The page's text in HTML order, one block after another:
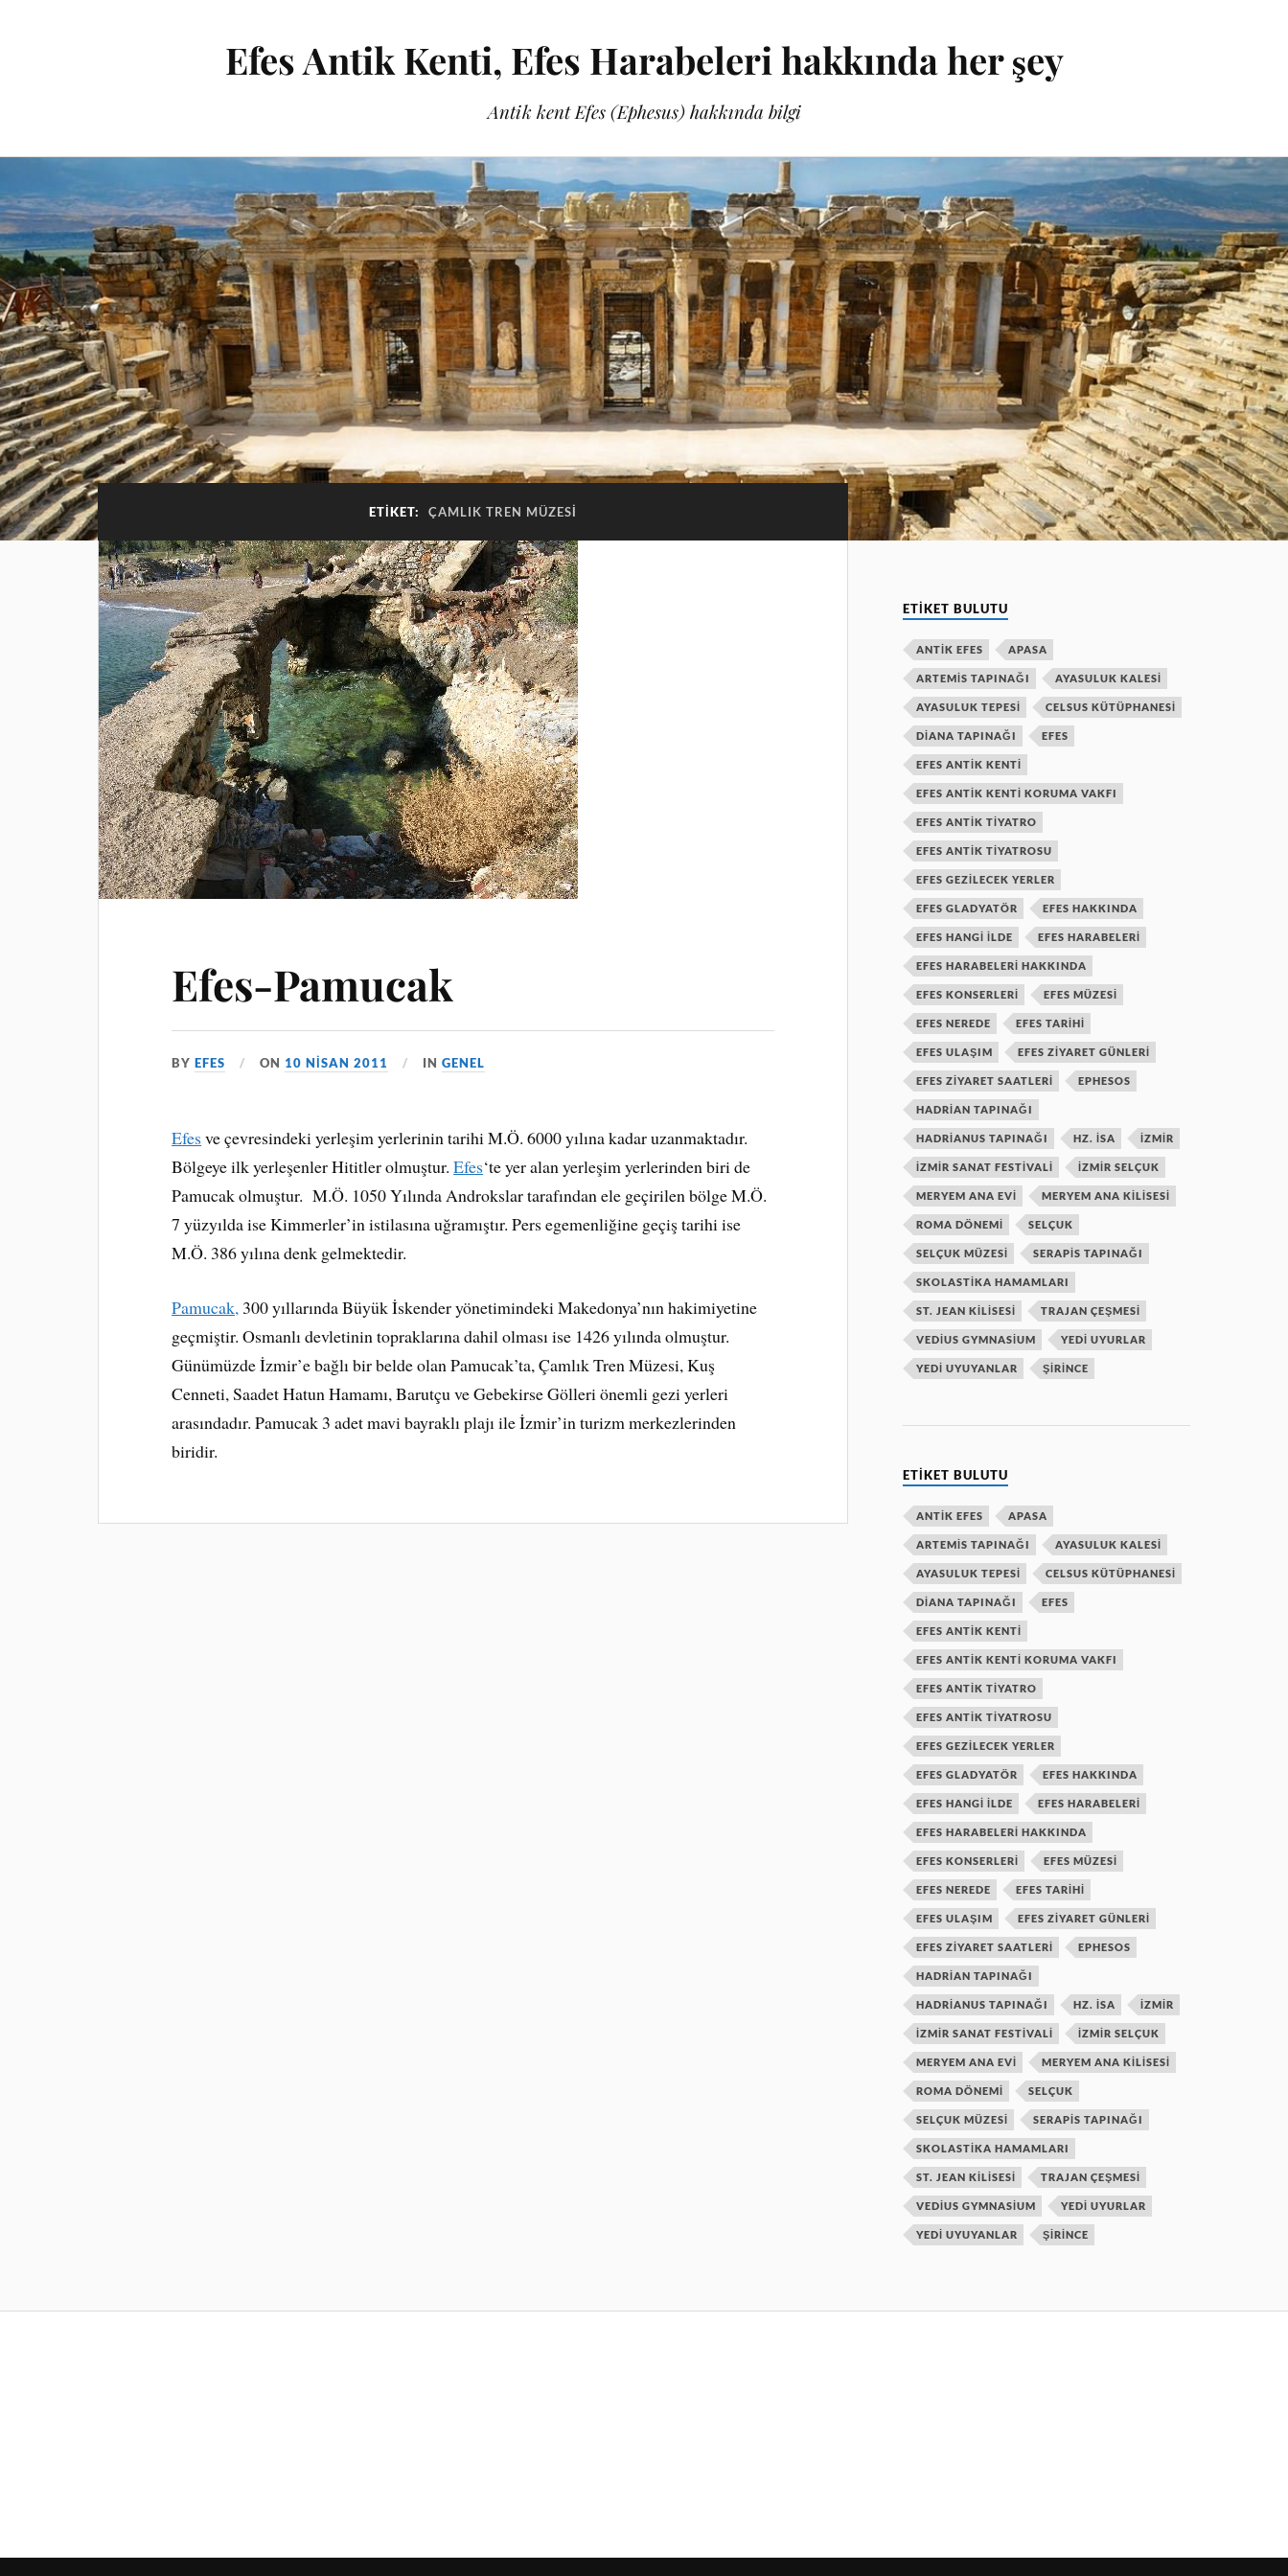
Efes Antik Kenti, Efes Harabeleri hakkında her şey
Antik kent Efes (Ephesus) hakkında bilgi
ETIKET: ÇAMLIK TREN MÜZESI
Efes-Pamucak
BYEFES ON 10 NISAN 2011 INGENEL
Efes ve çevresindeki yerleşim yerlerinin tarihi M.Ö. 6000 yılına kadar uzanmaktadır.
Bölgeye ilk yerleşenler Hititler olmuştur.Efes‘te yer alan yerleşim yerlerinden biri de
Pamucak olmuştur. M.Ö. 1050 Yılında Androkslar tarafından ele geçirilen bölge M.Ö.
7 yüzyılda ise Kimmerler’in istilasına uğramıştır. Pers egemenliğine geçiş tarihi ise
M.Ö. 386 yılına denk gelmektedir.
Pamucak, 300 yıllarında Büyük İskender yönetimindeki Makedonya’nın hakimiyetine
geçmiştir. Osmanlı devletinin topraklarına dahil olması ise 1426 yılında olmuştur.
Günümüzde İzmir’e bağlı bir belde olan Pamucak’ta, Çamlık Tren Müzesi, Kuş
Cenneti, Saadet Hatun Hamamı, Barutçu ve Gebekirse Gölleri önemli gezi yerleri
arasındadır. Pamucak 3 adet mavi bayraklı plajı ile İzmir’in turizm merkezlerinden
biridir.
ETIKET BULUTU
ANTIK EFES APASA
ARTEMIS TAPINAĞI AYASULUK KALESI
AYASULUK TEPESI CELSUS KÜTÜPHANESI
DIANA TAPINAĞI EFES
EFES ANTIK KENTI
EFES ANTIK KENTI KORUMA VAKFI
EFES ANTIK TIYATRO
EFES ANTIK TIYATROSU
EFES GEZILECEK YERLER
EFES GLADYATÖR EFES HAKKINDA
EFES HANGI ILDE EFES HARABELERI
EFES HARABELERI HAKKINDA
EFES KONSERLERI EFES MÜZESI
EFES NEREDE EFES TARIHI
EFES ULAŞIM EFES ZIYARET GÜNLERI
EFES ZIYARET SAATLERI EPHESOS
HADRIAN TAPINAĞI
HADRIANUS TAPINAĞI HZ. ISA IZMIR
IZMIR SANAT FESTIVALI IZMIR SELÇUK
MERYEM ANA EVI MERYEM ANA KILISESI
ROMA DÖNEMI SELÇUK
SELÇUK MÜZESI SERAPIS TAPINAĞI
SKOLASTIKA HAMAMLARI
ST. JEAN KILISESI TRAJAN ÇEŞMESI
VEDIUS GYMNASIUM YEDI UYURLAR
YEDI UYUYANLAR ŞIRINCE
ETIKET BULUTU
ANTIK EFES APASA
ARTEMIS TAPINAĞI AYASULUK KALESI
AYASULUK TEPESI CELSUS KÜTÜPHANESI
DIANA TAPINAĞI EFES
EFES ANTIK KENTI
EFES ANTIK KENTI KORUMA VAKFI
EFES ANTIK TIYATRO
EFES ANTIK TIYATROSU
EFES GEZILECEK YERLER
EFES GLADYATÖR EFES HAKKINDA
EFES HANGI ILDE EFES HARABELERI
EFES HARABELERI HAKKINDA
EFES KONSERLERI EFES MÜZESI
EFES NEREDE EFES TARIHI
EFES ULAŞIM EFES ZIYARET GÜNLERI
EFES ZIYARET SAATLERI EPHESOS
HADRIAN TAPINAĞI
HADRIANUS TAPINAĞI HZ. ISA IZMIR
IZMIR SANAT FESTIVALI IZMIR SELÇUK
MERYEM ANA EVI MERYEM ANA KILISESI
ROMA DÖNEMI SELÇUK
SELÇUK MÜZESI SERAPIS TAPINAĞI
SKOLASTIKA HAMAMLARI
ST. JEAN KILISESI TRAJAN ÇEŞMESI
VEDIUS GYMNASIUM YEDI UYURLAR
YEDI UYUYANLAR ŞIRINCE